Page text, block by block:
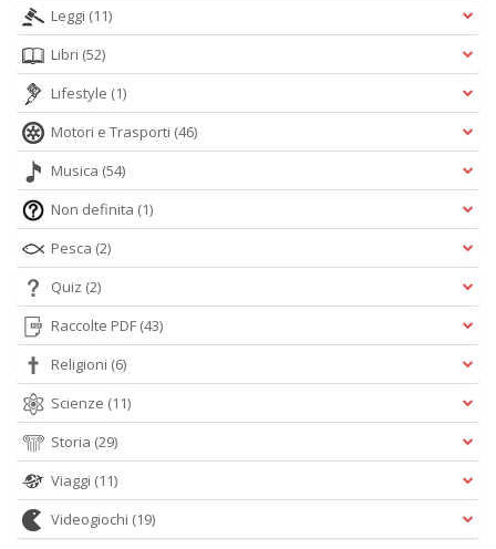
Leggi (11)
Libri (52)
Lifestyle (1)
Motori e Trasporti (46)
Musica (54)
Non definita (1)
Pesca (2)
Quiz (2)
Raccolte PDF (43)
Religioni (6)
Scienze (11)
Storia (29)
Viaggi (11)
Videogiochi (19)